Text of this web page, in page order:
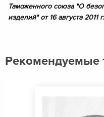
Таможенного союза "О
изделий" от 16 августа 2011
Рекомендуемые